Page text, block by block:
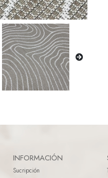
INFORMACIÓN
Sucripción